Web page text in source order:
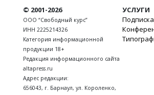
© 2001-2026
ООО “Свободный курс”
ИНН 2225214326
Категория информационной
продукции 18+
Редакция информационного сайта
altapress.ru
Адрес редакции:
656043, г. Барнаул, ул. Короленко,
УСЛУГИ
Подписка